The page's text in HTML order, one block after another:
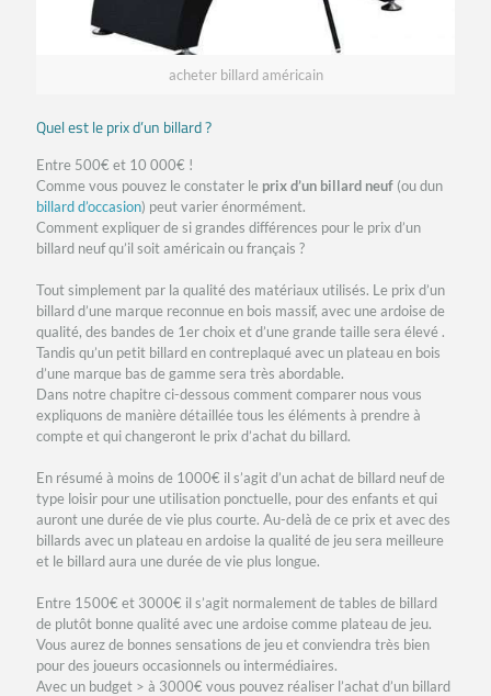
acheter billard américain
Quel est le prix d’un billard ?
Entre 500€ et 10 000€ !
Comme vous pouvez le constater le prix d’un billard neuf (ou dun
billard d’occasion) peut varier énormément.
Comment expliquer de si grandes différences pour le prix d’un
billard neuf qu’il soit américain ou français ?
Tout simplement par la qualité des matériaux utilisés. Le prix d’un
billard d’une marque reconnue en bois massif, avec une ardoise de
qualité, des bandes de 1er choix et d’une grande taille sera élevé .
Tandis qu’un petit billard en contreplaqué avec un plateau en bois
d’une marque bas de gamme sera très abordable.
Dans notre chapitre ci-dessous comment comparer nous vous
expliquons de manière détaillée tous les éléments à prendre à
compte et qui changeront le prix d’achat du billard.
En résumé à moins de 1000€ il s’agit d’un achat de billard neuf de
type loisir pour une utilisation ponctuelle, pour des enfants et qui
auront une durée de vie plus courte. Au-delà de ce prix et avec des
billards avec un plateau en ardoise la qualité de jeu sera meilleure
et le billard aura une durée de vie plus longue.
Entre 1500€ et 3000€ il s’agit normalement de tables de billard
de plutôt bonne qualité avec une ardoise comme plateau de jeu.
Vous aurez de bonnes sensations de jeu et conviendra très bien
pour des joueurs occasionnels ou intermédiaires.
Avec un budget > à 3000€ vous pouvez réaliser l’achat d’un billard